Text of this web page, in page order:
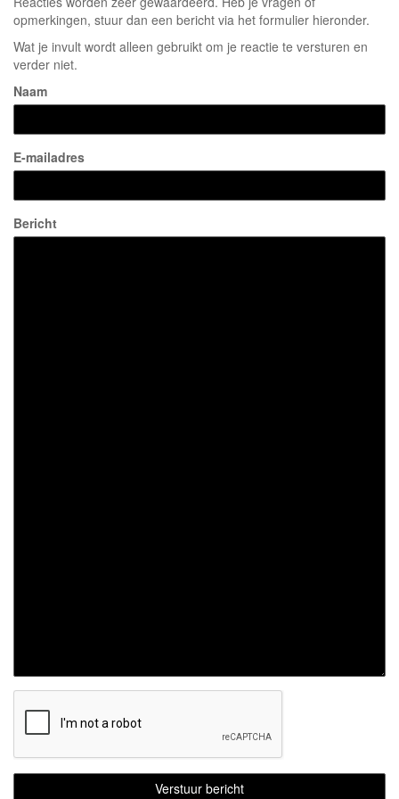
opmerkingen, stuur dan een bericht via het formulier hieronder.
Wat je invult wordt alleen gebruikt om je reactie te versturen en
verder niet.
Naam
E-mailadres
Bericht